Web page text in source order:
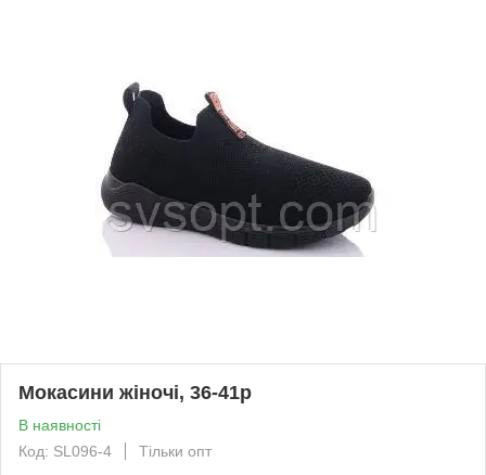
Мокасини жіночі, 36-41р
В наявності
Код: SL096-4
Тільки опт